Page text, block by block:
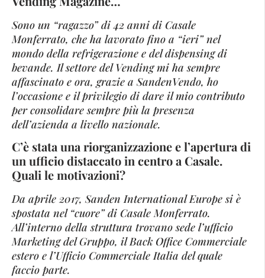
Sono un “ragazzo” di 42 anni di Casale
Monferrato, che ha lavorato fino a “ieri” nel
mondo della refrigerazione e del dispensing di
bevande. Il settore del Vending mi ha sempre
affascinato e ora, grazie a SandenVendo, ho
l’occasione e il privilegio di dare il mio contributo
per consolidare sempre più la presenza
dell’azienda a livello nazionale.
C’è stata una riorganizzazione e l’apertura di
un ufficio distaccato in centro a Casale.
Quali le motivazioni?
Da aprile 2017, Sanden International Europe si è
spostata nel “cuore” di Casale Monferrato.
All’interno della struttura trovano sede l’ufficio
Marketing del Gruppo, il Back Office Commerciale
estero e l’Ufficio Commerciale Italia del quale
faccio parte.